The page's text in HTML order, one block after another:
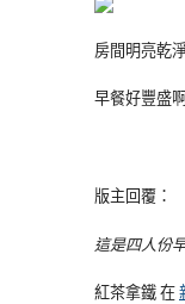
房間明亮乾
早餐好豐盛啊
版主回覆：
這是四人份
紅茶拿鐵 在